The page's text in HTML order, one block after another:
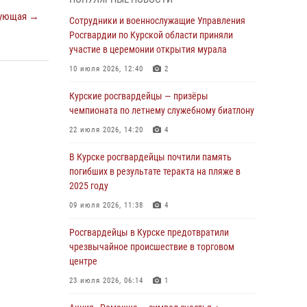
→
В Курской области росгвардейцы за
прошедшую неделю совершили 297 выездов
по сигналу «тревога»
03 августа 2026, 09:46
Курской области проверили более 90
владельцев оружия
30 июля 2026, 07:00
Курские росгвардейцы приняли участие в
благодарственном молебне в День Крещения
Руси
28 июля 2026, 13:17 4
Росгвардейцы в Курске почтили память
детей-жертв войны в Донбассе
27 июля 2026, 16:11
Сотрудники и военнослужащие Управления
Росгвардии по Курской области приняли
участие в церемонии открытия мурала
10 июля 2026, 12:40 2
Курские росгвардейцы — призёры
чемпионата по летнему служебному биатлону
22 июля 2026, 14:20 4
В Курске росгвардейцы почтили память
погибших в результате теракта на пляже в
2025 году
09 июля 2026, 11:38 4
Росгвардейцы в Курске предотвратили
чрезвычайное происшествие в торговом
центре
23 июля 2026, 06:14 1